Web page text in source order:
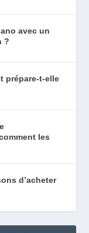
avec un
?
prépare-t-elle
les
d’acheter